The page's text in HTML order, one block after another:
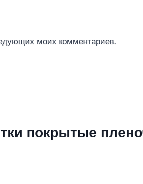
моих комментариев.
покрытые